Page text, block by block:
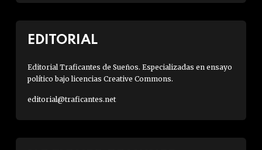
EDITORIAL
Editorial Traficantes de Sueños. Especializadas en ensayo
político bajo licencias Creative Commons.
editorial@traficantes.net